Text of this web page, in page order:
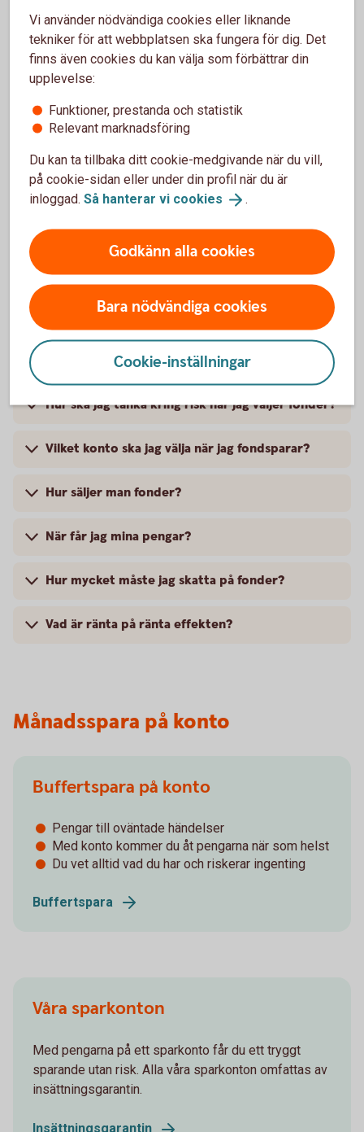
sker samma sak även för värdet av fonden. Men i och
med att en fond placerar i många olika aktier så sprids
risken.
Det är enkelt
Det är enkelt att börja spara i fonder och kräver inga
stora summor – minsta belopp är 100 kronor.
Frågor och svar om att
månadsspara i fonder
Hur öppnar jag ett månadssparande?
Vilka fonder ska jag välja?
Hur ska jag tänka kring risk när jag väljer fonder?
Vilket konto ska jag välja när jag fondsparar?
Hur säljer man fonder?
När får jag mina pengar?
Hur mycket måste jag skatta på fonder?
Vad är ränta på ränta effekten?
Månadsspara på konto
Buffertspara på konto
Pengar till oväntade händelser
Med konto kommer du åt pengarna när som helst
Du vet alltid vad du har och riskerar ingenting
Buffertspara
Våra sparkonton
Med pengarna på ett sparkonto får du ett tryggt
sparande utan risk. Alla våra sparkonton omfattas av
insättningsgarantin.
Insättningsgarantin
Vi använder nödvändiga cookies eller liknande
tekniker för att webbplatsen ska fungera för dig. Det
finns även cookies du kan välja som förbättrar din
upplevelse:
Funktioner, prestanda och statistik
Relevant marknadsföring
Du kan ta tillbaka ditt cookie-medgivande när du vill,
på cookie-sidan eller under din profil när du är
inloggad. Så hanterar vi cookies .
Godkänn alla cookies
Bara nödvändiga cookies
Cookie-inställningar